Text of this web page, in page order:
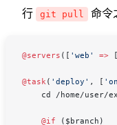
行
git pull 命令
@servers ([ 'web' => [
@task ( 'deploy' , [
cd /home/user/
    @if
( $branch )